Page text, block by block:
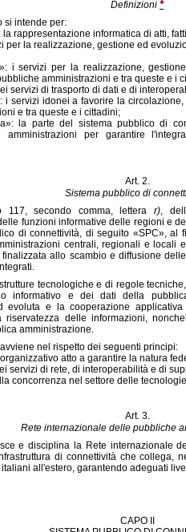
Definizioni *
si intende per:
rappresentazione informatica di atti,
per la realizzazione, gestione ed
i servizi per la realizzazione,
amministrazioni e tra queste e i
servizi di trasporto di dati e di
servizi idonei a favorire la
e tra queste e i cittadini;
la parte del sistema pubblico di
amministrazioni per garantire
Art. 2.
Sistema pubblico di
117, secondo comma, letterar),
funzioni informative delle regioni e
di connettività, di seguito «SPC», al
centrali, regionali e locali
allo scambio e diffusione
tecnologiche e di regole
informativo e dei dati della
evoluta e la cooperazione
riservatezza delle informazioni,
amministrazione.
nel rispetto dei seguenti principi:
atto a garantire la natura
servizi di rete, di interoperabilità e di
concorrenza nel settore delle
Art. 3.
Rete internazionale delle pubbliche
e disciplina la Rete internazionale
di connettività che collega,
all'estero, garantendo adeguati
CAPO II